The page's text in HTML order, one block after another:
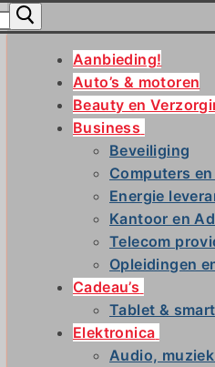
Aanbieding!
Auto’s & motoren
Beauty en
Business
Beveiliging
Computers
Energie
Kantoor en
Telecom
Opleidingen
Cadeau’s
Tablet &
Elektronica
Audio,